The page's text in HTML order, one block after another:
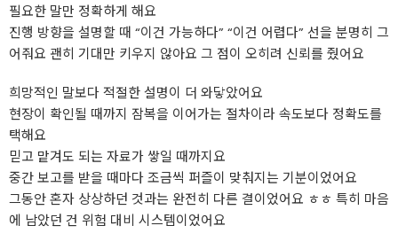
필요한 말만 정확하게 해요
진행 방향을 설명할 때 “이건 가능하다” “이건 어렵다” 선을 분명히 그
어줘요 괜히 기대만 키우지 않아요 그 점이 오히려 신뢰를 줬어요
희망적인 말보다 적절한 설명이 더 와닿았어요
현장이 확인될 때까지 잠복을 이어가는 절차이라 속도보다 정확도를
택해요
믿고 맡겨도 되는 자료가 쌓일 때까지요
중간 보고를 받을 때마다 조금씩 퍼즐이 맞춰지는 기분이었어요
그동안 혼자 상상하던 것과는 완전히 다른 결이었어요 ㅎㅎ 특히 마음
에 남았던 건 위험 대비 시스템이었어요